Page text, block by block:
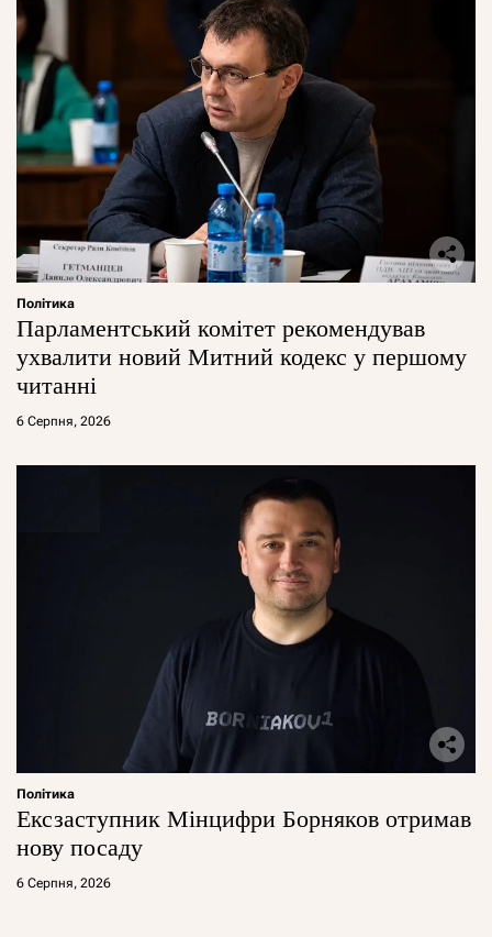
Політика
Парламентський комітет рекомендував
ухвалити новий Митний кодекс у першому
читанні
6 Серпня, 2026
Політика
Ексзаступник Мінцифри Борняков отримав
нову посаду
6 Серпня, 2026